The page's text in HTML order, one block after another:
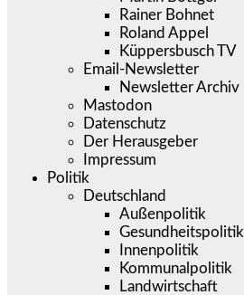
Rainer Bohnet
Roland Appel
Küppersbusch TV
Email-Newsletter
Newsletter Archiv
Mastodon
Datenschutz
Der Herausgeber
Impressum
Politik
Deutschland
Außenpolitik
Gesundheitspolitik
Innenpolitik
Kommunalpolitik
Landwirtschaft